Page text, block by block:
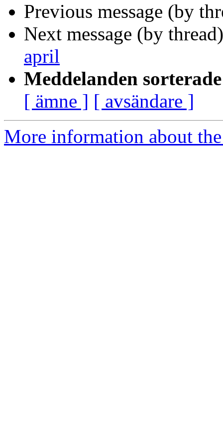
Previous message (by
Next message (by
april
Meddelanden
[ ämne ] [ avsändare ]
More information about